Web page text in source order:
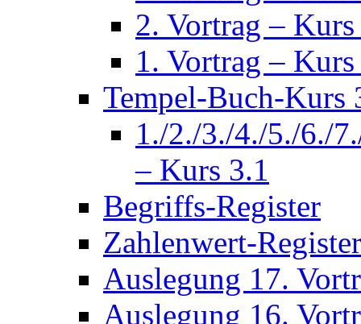
2. Vortrag –
1. Vortrag –
Tempel-Buch-Kurs
1./2./3./4./5./6./
– Kurs 3.1
Begriffs-Register
Zahlenwert-Register
Auslegung 17.
Auslegung 16.